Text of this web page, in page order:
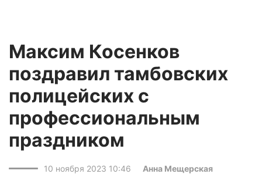
Максим Косенков
поздравил тамбовских
полицейских с
профессиональным
праздником
10 ноября 2023 10:46
Анна Мещерская